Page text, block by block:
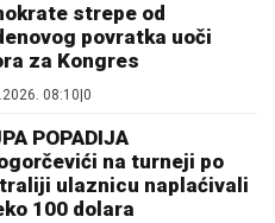
strepe od
povratka uoči
za Kongres
08:10 0
POPADIJA
na turneji po
ulaznicu naplaćivali
100 dolara